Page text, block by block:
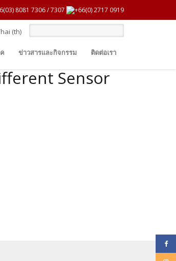
8081 7306/7307 +66(0) 2717 0919
ข่าวสารและกิจกรรม ติดต่อเรา
Sensor